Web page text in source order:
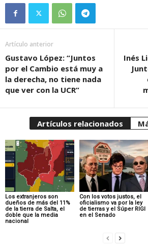
Artículo anterior
Gustavo López: “Juntos
por el Cambio está muy a
la derecha, no tiene nada
que ver con la UCR”
Inés
Artículos relacionados
Los extranjeros son
dueños de más del 11%
de la tierra de Salta, el
doble que la media
nacional
Con los votos justos, el
oficialismo va por la ley
de tierras y el Súper RIGI
en el Senado